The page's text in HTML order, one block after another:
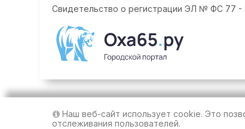
Свидетельство о регистрации ЭЛ № ФС 77 -
Наш веб-сайт использует cookie. Это
отслеживания пользователей.